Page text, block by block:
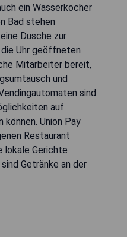
ein Wasserkocher
Bad stehen
Dusche zur
die Uhr geöffneten
Mitarbeiter bereit,
und
sind
auf
Union Pay
Restaurant
lokale Gerichte
Getränke an der